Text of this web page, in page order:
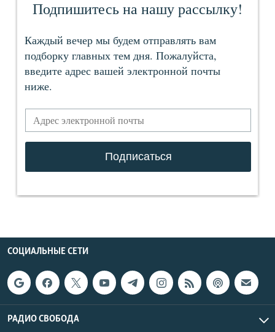
СОЦИАЛЬНЫЕ СЕТИ
РАДИО СВОБОДА